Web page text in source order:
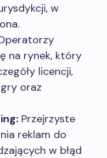
w
na rynek, który
licencji,
oraz
Przejrzyste
reklam do
w błąd